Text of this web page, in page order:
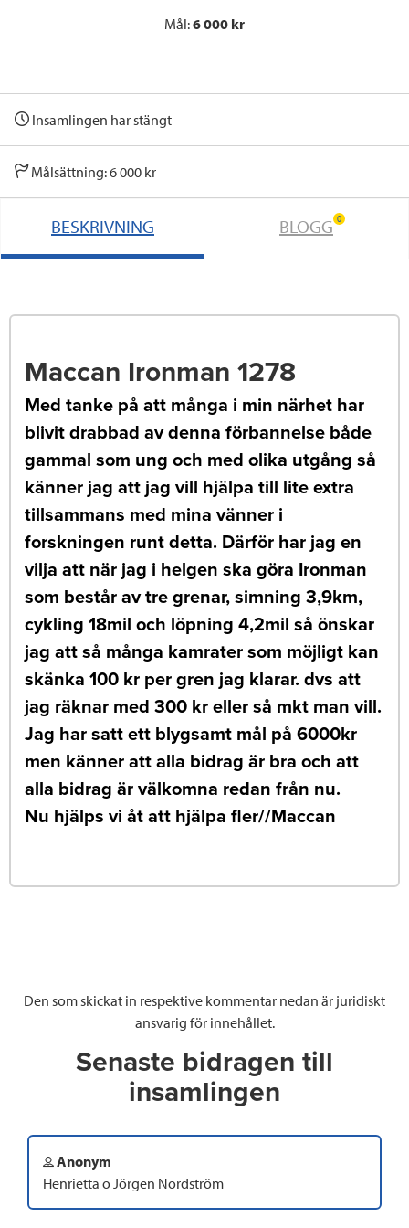
Mål:6 000 kr
Insamlingen har stängt
Målsättning: 6 000 kr
BESKRIVNING BLOGG 0
Maccan Ironman 1278
Med tanke på att många i min närhet har
blivit drabbad av denna förbannelse både
gammal som ung och med olika utgång så
känner jag att jag vill hjälpa till lite extra
tillsammans med mina vänner i
forskningen runt detta. Därför har jag en
vilja att när jag i helgen ska göra Ironman
som består av tre grenar, simning 3,9km,
cykling 18mil och löpning 4,2mil så önskar
jag att så många kamrater som möjligt kan
skänka 100 kr per gren jag klarar. dvs att
jag räknar med 300 kr eller så mkt man vill.
Jag har satt ett blygsamt mål på 6000kr
men känner att alla bidrag är bra och att
alla bidrag är välkomna redan från nu.
Nu hjälps vi åt att hjälpa fler//Maccan
Den som skickat in respektive kommentar nedan är juridiskt
ansvarig för innehållet.
Senaste bidragen till
insamlingen
Anonym
Henrietta o Jörgen Nordström